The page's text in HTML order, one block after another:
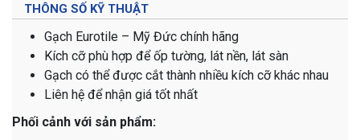
THÔNG SỐ KỸ THUẬT
Gạch Eurotile – Mỹ Đức chính hãng
Kích cỡ phù hợp để ốp tường, lát nền, lát sàn
Gạch có thể được cắt thành nhiều kích cỡ khác nhau
Liên hệ để nhận giá tốt nhất
Phối cảnh với sản phẩm: